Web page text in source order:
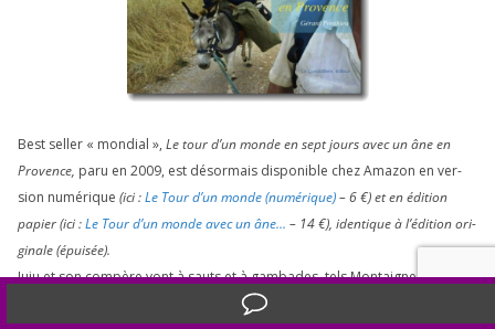
Best sel­ler « mon­dial », Le tour d’un monde en sept jours avec un âne en
Provence, paru en 2009, est désor­mais dis­po­nible chez Amazon en ver­
sion numé­rique (ici :Le Tour d’un monde (numé­rique)–6€) et en édi­tion
papier (ici :Le Tour d’un monde avec un âne… – 14€), iden­tique à l’é­di­tion ori­
gi­nale (épui­sée).
Juju et son com­père vont à sauts et à gam­bades, tels Montaigne et La
Boétie, dans le val­lon­ne­ment de leurs pen­sées et de leur ami­tié. De l’un